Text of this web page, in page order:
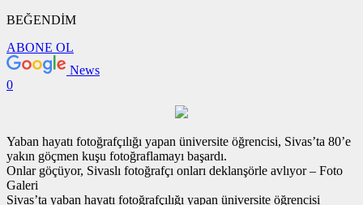
BEĞENDİM
ABONE OL
News
0
Yaban hayatı fotoğrafçılığı yapan üniversite öğrencisi, Sivas’ta 80’e
yakın göçmen kuşu fotoğraflamayı başardı.
Onlar göçüyor, Sivaslı fotoğrafçı onları deklanşörle avlıyor – Foto
Galeri
Sivas’ta yaban hayatı fotoğrafçılığı yapan üniversite öğrencisi